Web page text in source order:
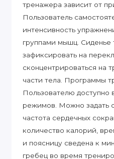
тренажера зависит от
Пользователь
интенсивность
группами мышц.
зафиксировать на
сконцентрироваться на
части тела. Программы
Пользователю доступно
режимов. Можно задать
частота сердечных
количество калорий,
и поясницу сведена к
гребец во время